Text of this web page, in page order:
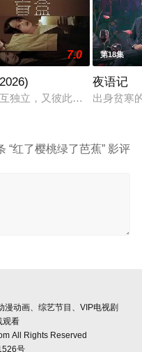
载漫画《吾凰在上》。
7.0
独立，又彼此呼应的故事——
第18集
夜语记
出身贫寒
“红了樱桃绿了芭蕉” 影评
漫动画、综艺节目、VIP电视剧
观看
All Rights Reserved
号